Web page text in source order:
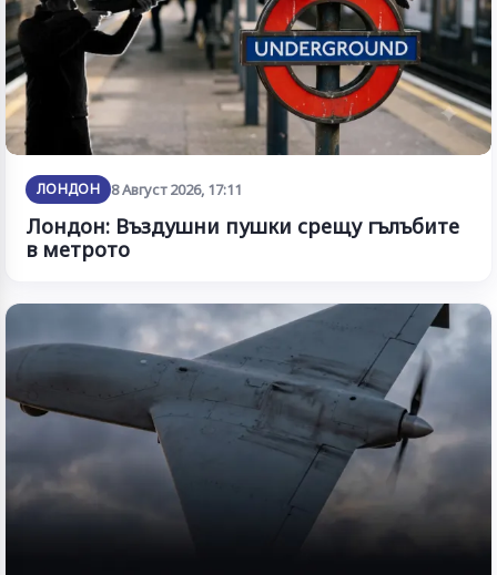
ЛОНДОН 8 Август 2026, 17:11
Лондон: Въздушни пушки срещу гълъбите
в метрото